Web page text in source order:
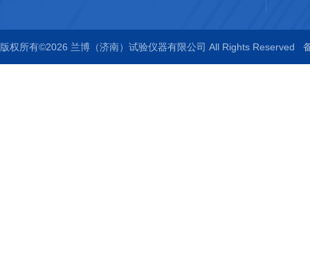
版权所有©2026 兰博（济南）试验仪器有限公司 All Rights Reserved